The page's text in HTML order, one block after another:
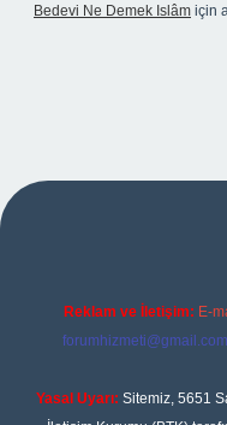
Bedevi Ne Demek Islâm için
Reklam ve İletişim: E-
forumhizmeti@gmail.com
Yasal Uyarı: Sitemiz, 5651